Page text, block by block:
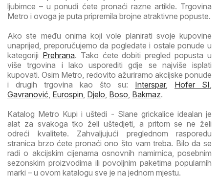
ljubimce – u ponudi ćete pronaći razne artikle. Trgovina
Metro i ovoga je puta pripremila brojne atraktivne popuste.
Ako ste među onima koji vole planirati svoje kupovine
unaprijed, preporučujemo da pogledate i ostale ponude u
kategoriji Prehrana. Tako ćete dobiti pregled popusta u
više trgovina i lako usporediti gdje se najviše isplati
kupovati. Osim Metro, redovito ažuriramo akcijske ponude
i drugih trgovina kao što su: Interspar, Hofer SI
Gavranović Eurospin Djelo Boso Bakmaz.
Katalog Metro Kupi i uštedi - Slane grickalice idealan je
alat za svakoga tko želi uštedjeti, a pritom se ne želi
odreći kvalitete. Zahvaljujući preglednom rasporedu
stranica brzo ćete pronaći ono što vam treba. Bilo da se
radi o akcijskim cijenama osnovnih namirnica, posebnim
sezonskim proizvodima ili povoljnim paketima popularnih
marki – u ovom katalogu sve je na jednom mjestu.